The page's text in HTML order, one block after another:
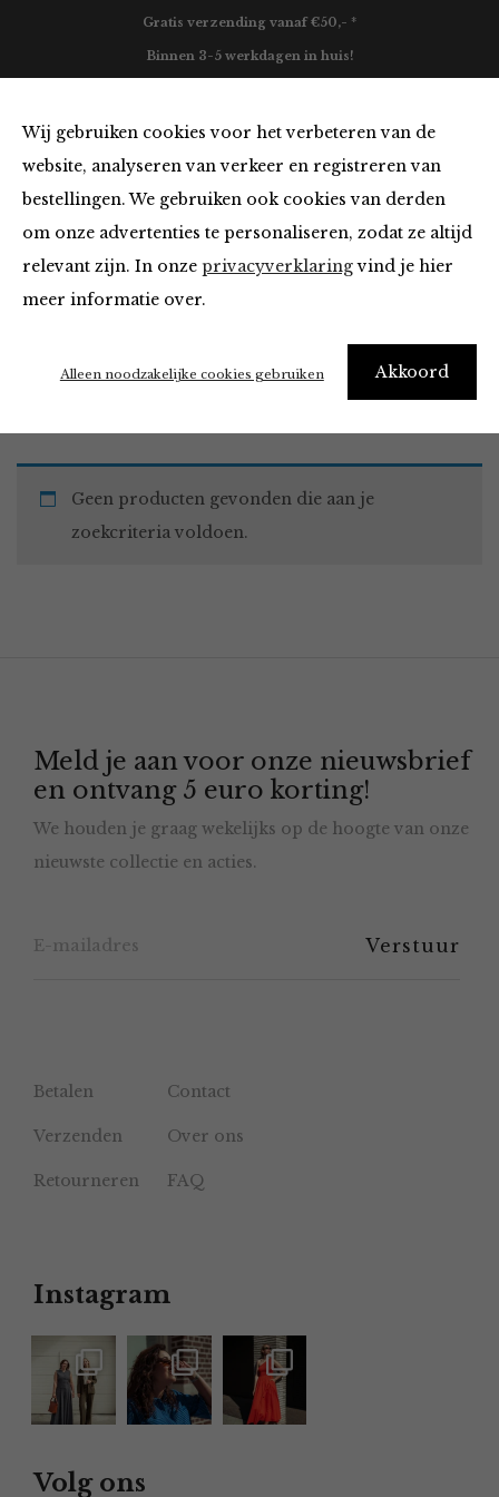
Wij gebruiken cookies voor het verbeteren van de
website, analyseren van verkeer en registreren van
bestellingen. We gebruiken ook cookies van derden
om onze advertenties te personaliseren, zodat ze altijd
relevant zijn. In onze privacyverklaringvind je hier
meer informatie over.
Akkoord
Alleen noodzakelijke cookies gebruiken
Gratis verzending vanaf €50,- *
Binnen 3-5 werkdagen in huis!
Must Haves
Home Winkel Accessoires Must Haves
Geen producten gevonden die aan je
zoekcriteria voldoen.
Meld je aan voor onze nieuwsbrief
en ontvang 5 euro korting!
We houden je graag wekelijks op de hoogte van onze
nieuwste collectie en acties.
Betalen Contact
Verzenden Over ons
Retourneren FAQ
Instagram
Volg ons